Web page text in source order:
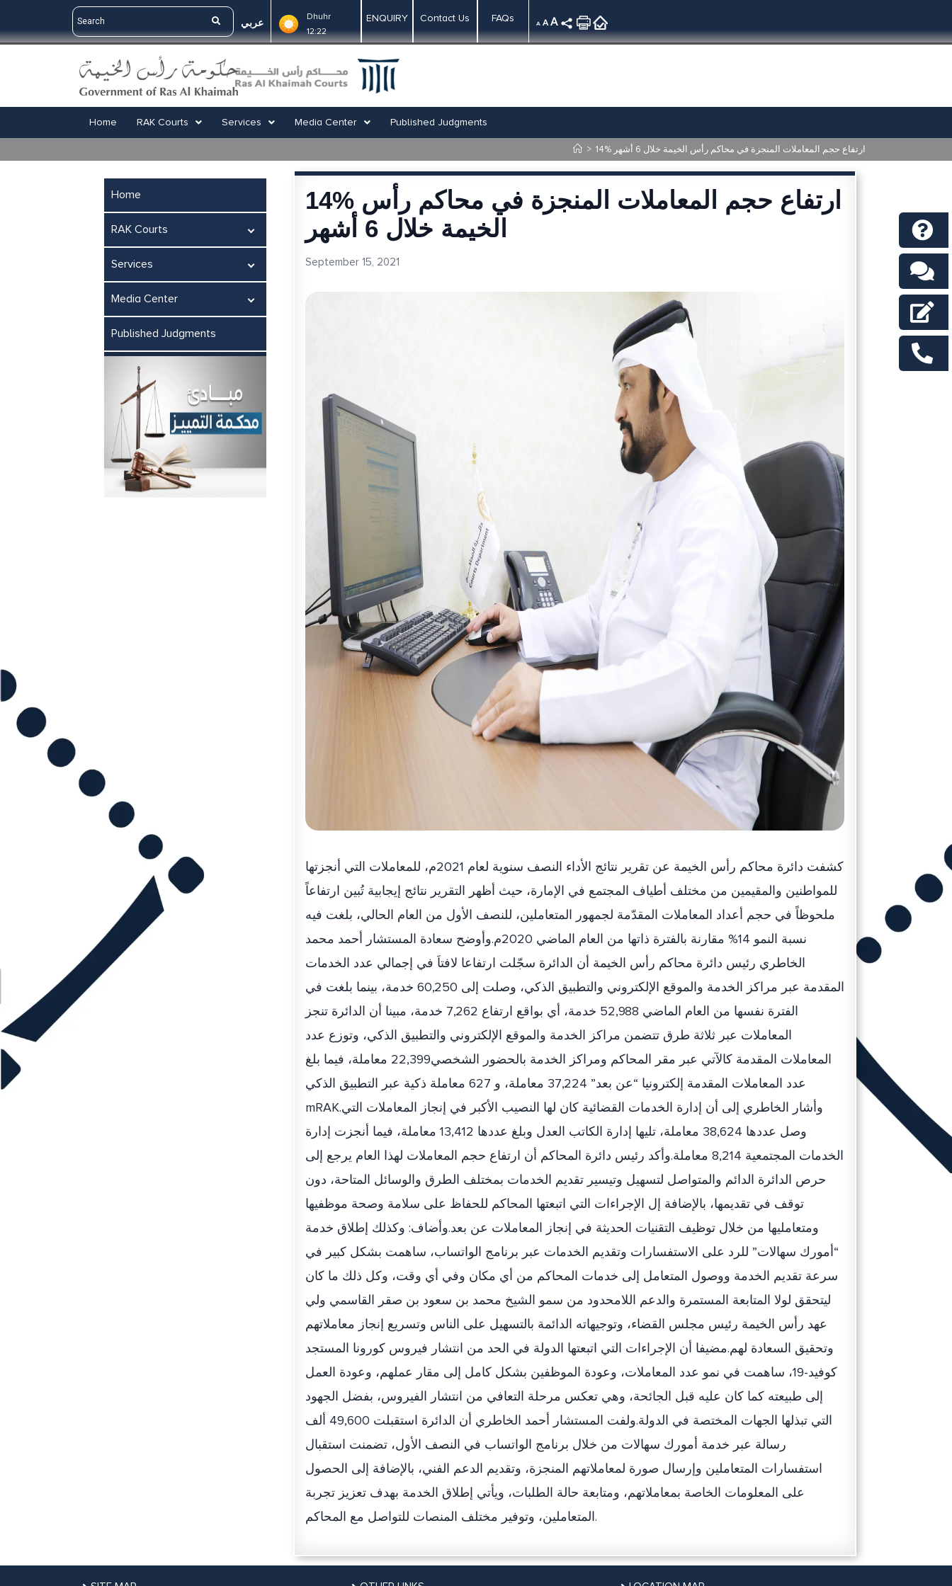
عربي
Dhuhr
12:22
ENQUIRY Contact Us FAQs A A A
Home RAK Courts Services Media Center Published Judgments
> 14% ارتفاع حجم المعاملات المنجزة في محاكم رأس الخيمة خلال 6 أشهر
Home
RAK Courts
Services
Media Center
Published Judgments
14% ارتفاع حجم المعاملات المنجزة في محاكم رأس
الخيمة خلال 6 أشهر
September 15, 2021
كشفت دائرة محاكم رأس الخيمة عن تقرير نتائج الأداء النصف سنوية لعام 2021م، للمعاملات التي أنجزتها
للمواطنين والمقيمين من مختلف أطياف المجتمع في الإمارة، حيث أظهر التقرير نتائج إيجابية تُبين ارتفاعاً
ملحوظاً في حجم أعداد المعاملات المقدّمة لجمهور المتعاملين، للنصف الأول من العام الحالي، بلغت فيه
نسبة النمو 14% مقارنة بالفترة ذاتها من العام الماضي 2020م.وأوضح سعادة المستشار أحمد محمد
الخاطري رئيس دائرة محاكم رأس الخيمة أن الدائرة سجّلت ارتفاعا لافتاَ في إجمالي عدد الخدمات
المقدمة عبر مراكز الخدمة والموقع الإلكتروني والتطبيق الذكي، وصلت إلى 60,250 خدمة، بينما بلغت في
الفترة نفسها من العام الماضي 52,988 خدمة، أي بواقع ارتفاع 7,262 خدمة، مبينا أن الدائرة تنجز
المعاملات عبر ثلاثة طرق تتضمن مراكز الخدمة والموقع الإلكتروني والتطبيق الذكي، وتوزع عدد
المعاملات المقدمة كالآتي عبر مقر المحاكم ومراكز الخدمة بالحضور الشخصي22,399 معاملة، فيما بلغ
عدد المعاملات المقدمة إلكترونيا “عن بعد” 37,224 معاملة، و 627 معاملة ذكية عبر التطبيق الذكي
mRAK.وأشار الخاطري إلى أن إدارة الخدمات القضائية كان لها النصيب الأكبر في إنجاز المعاملات التي
وصل عددها 38,624 معاملة، تليها إدارة الكاتب العدل وبلغ عددها 13,412 معاملة، فيما أنجزت إدارة
الخدمات المجتمعية 8,214 معاملة.وأكد رئيس دائرة المحاكم أن ارتفاع حجم المعاملات لهذا العام يرجع إلى
حرص الدائرة الدائم والمتواصل لتسهيل وتيسير تقديم الخدمات بمختلف الطرق والوسائل المتاحة، دون
توقف في تقديمها، بالإضافة إل الإجراءات التي اتبعتها المحاكم للحفاظ على سلامة وصحة موظفيها
ومتعامليها من خلال توظيف التقنيات الحديثة في إنجاز المعاملات عن بعد.وأضاف: وكذلك إطلاق خدمة
“أمورك سهالات” للرد على الاستفسارات وتقديم الخدمات عبر برنامج الواتساب، ساهمت بشكل كبير في
سرعة تقديم الخدمة ووصول المتعامل إلى خدمات المحاكم من أي مكان وفي أي وقت، وكل ذلك ما كان
ليتحقق لولا المتابعة المستمرة والدعم اللامحدود من سمو الشيخ محمد بن سعود بن صقر القاسمي ولي
عهد رأس الخيمة رئيس مجلس القضاء، وتوجيهاته الدائمة بالتسهيل على الناس وتسريع إنجاز معاملاتهم
وتحقيق السعادة لهم.مضيفا أن الإجراءات التي اتبعتها الدولة في الحد من انتشار فيروس كورونا المستجد
كوفيد-19، ساهمت في نمو عدد المعاملات، وعودة الموظفين بشكل كامل إلى مقار عملهم، وعودة العمل
إلى طبيعته كما كان عليه قبل الجائحة، وهي تعكس مرحلة التعافي من انتشار الفيروس، بفضل الجهود
التي تبذلها الجهات المختصة في الدولة.ولفت المستشار أحمد الخاطري أن الدائرة استقبلت 49,600 ألف
رسالة عبر خدمة أمورك سهالات من خلال برنامج الواتساب في النصف الأول، تضمنت استقبال
استفسارات المتعاملين وإرسال صورة لمعاملاتهم المنجزة، وتقديم الدعم الفني، بالإضافة إلى الحصول
على المعلومات الخاصة بمعاملاتهم، ومتابعة حالة الطلبات، ويأتي إطلاق الخدمة بهدف تعزيز تجربة
المتعاملين، وتوفير مختلف المنصات للتواصل مع المحاكم.